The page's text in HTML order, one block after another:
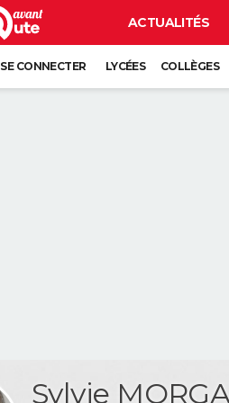
ACTUALITÉS
SE CONNECTER LYCÉES COLLÈGES
Sylvie